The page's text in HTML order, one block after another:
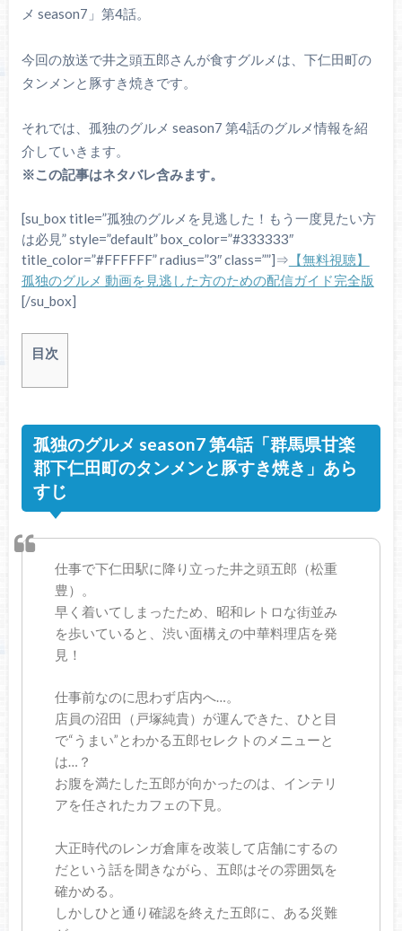
メ season7」第4話。
今回の放送で井之頭五郎さんが食すグルメは、下仁田町の
タンメンと豚すき焼きです。
それでは、孤独のグルメ season7 第4話のグルメ情報を紹
介していきます。
※この記事はネタバレ含みます。
[su_box title=”孤独のグルメを見逃した！もう一度見たい方
は必見” style=”default” box_color=”#333333″
title_color=”#FFFFFF” radius=”3″ class=””]⇒ 【無料視聴】
孤独のグルメ 動画を見逃した方のための配信ガイド完全版
[/su_box]
目次
孤独のグルメ season7 第4話「群馬県甘楽
郡下仁田町のタンメンと豚すき焼き」あら
すじ
仕事で下仁田駅に降り立った井之頭五郎（松重
豊）。
早く着いてしまったため、昭和レトロな街並み
を歩いていると、渋い面構えの中華料理店を発
見！
仕事前なのに思わず店内へ…。
店員の沼田（戸塚純貴）が運んできた、ひと目
で“うまい”とわかる五郎セレクトのメニューと
は…？
お腹を満たした五郎が向かったのは、インテリ
アを任されたカフェの下見。
大正時代のレンガ倉庫を改装して店舗にするの
だという話を聞きながら、五郎はその雰囲気を
確かめる。
しかしひと通り確認を終えた五郎に、ある災難